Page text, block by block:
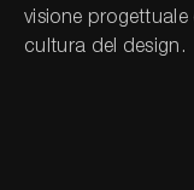
visione
cultura del design.